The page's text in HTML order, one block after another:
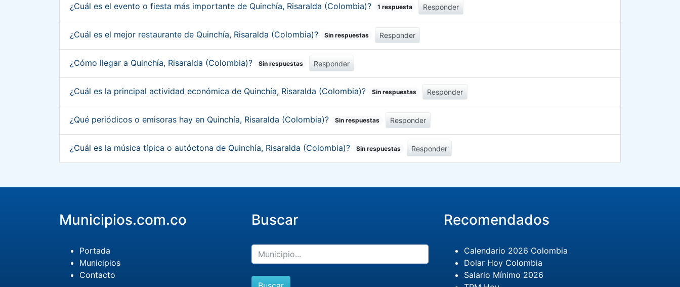
¿Cuál es el evento o fiesta más importante de Quinchía, Risaralda (Colombia)? 1 respuesta Responder
¿Cuál es el mejor restaurante de Quinchía, Risaralda (Colombia)? Sin respuestas Responder
¿Cómo llegar a Quinchía, Risaralda (Colombia)? Sin respuestas Responder
¿Cuál es la principal actividad económica de Quinchía, Risaralda (Colombia)? Sin respuestas Responder
¿Qué periódicos o emisoras hay en Quinchía, Risaralda (Colombia)? Sin respuestas Responder
¿Cuál es la música típica o autóctona de Quinchía, Risaralda (Colombia)? Sin respuestas Responder
Municipios.com.co
Portada
Municipios
Contacto
Buscar Recomendados
Calendario 2026 Colombia
Dolar Hoy Colombia
Salario Mínimo 2026